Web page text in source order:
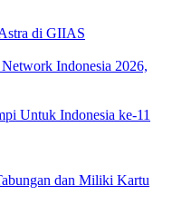
di GIIAS
Indonesia 2026,
Untuk Indonesia ke-11
dan Miliki Kartu